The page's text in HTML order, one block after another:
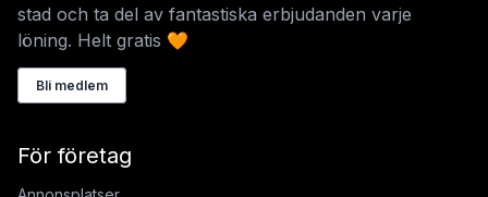
stad och ta del av fantastiska erbjudanden varje
löning. Helt gratis 🧡
Bli medlem
För företag